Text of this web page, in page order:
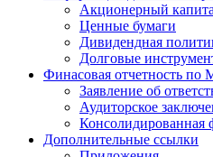
Акционерный
Ценные бумаги
Дивидендная
Долговые
Финасовая отчетность
Заявление об
Аудиторское
Консолидированная
Дополнительные ссылки